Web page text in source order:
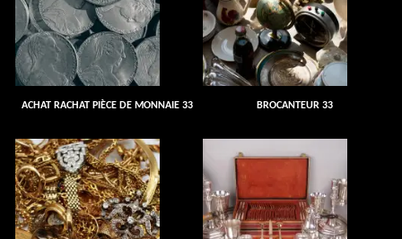
ACHAT RACHAT PIÈCE DE MONNAIE 33 BROCANTEUR 33